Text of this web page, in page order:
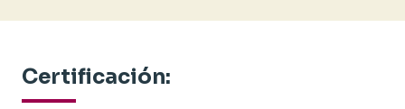
Certificación: